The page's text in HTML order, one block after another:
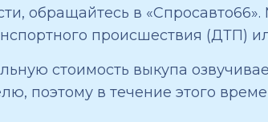
обращайтесь в
происшествия (ДТП)
стоимость выкупа
поэтому в течение этого